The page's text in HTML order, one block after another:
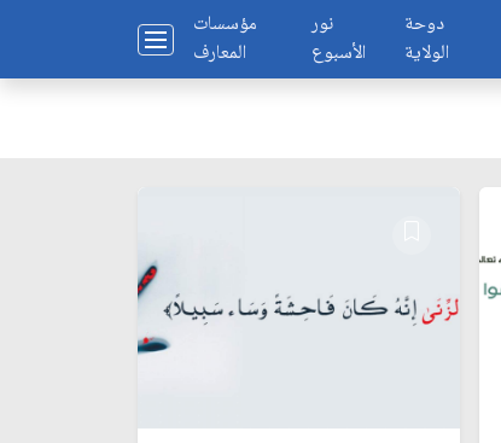
مؤسسات
المعارف
نور
الأسبوع
دوحة
الولاية